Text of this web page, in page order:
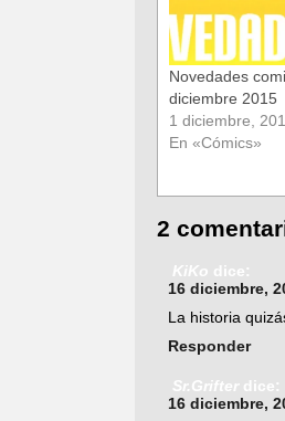
Novedades
diciembre 2015
1 diciembre,
En «Cómics»
2
KiKo dice:
16 diciembre,
La historia
Responder
Sr.Grifter dice:
16 diciembre,